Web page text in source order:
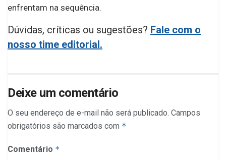
enfrentam na sequência.
Dúvidas, críticas ou sugestões? Fale com o
nosso time editorial.
Deixe um comentário
O seu endereço de e-mail não será publicado. Campos
obrigatórios são marcados com *
Comentário *